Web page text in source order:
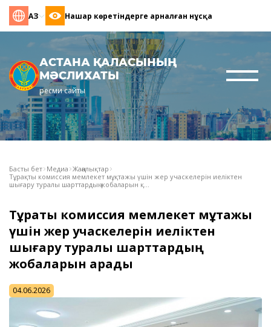
ҚАЗ Нашар көретіндерге арналған нұсқа
АСТАНА ҚАЛАСЫНЫҢ
МӘСЛИХАТЫ
ресми сайты
Басты бет Медиа Жаңалықтар
Тұрақты комиссия мемлекет мұқтажы үшін жер учаскелерін иеліктен
шығару туралы шарттардың жобаларын қ...
Тұрақты комиссия мемлекет мұқтажы
үшін жер учаскелерін иеліктен
шығару туралы шарттардың
жобаларын қарады
04.06.2026